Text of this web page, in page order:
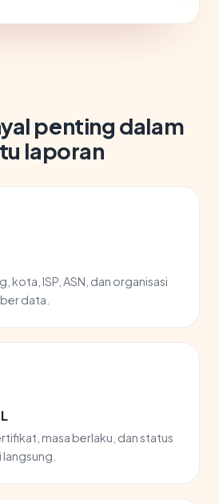
penting dalam
laporan
kota, ISP, ASN, dan organisasi
data.
masa berlaku, dan status